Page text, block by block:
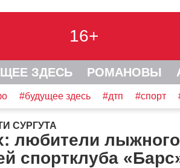
16+
ЗДЕСЬ РОМАНОВЫ
#будущее здесь #дтп #спорт
СУРГУТА
любители
спортклуба